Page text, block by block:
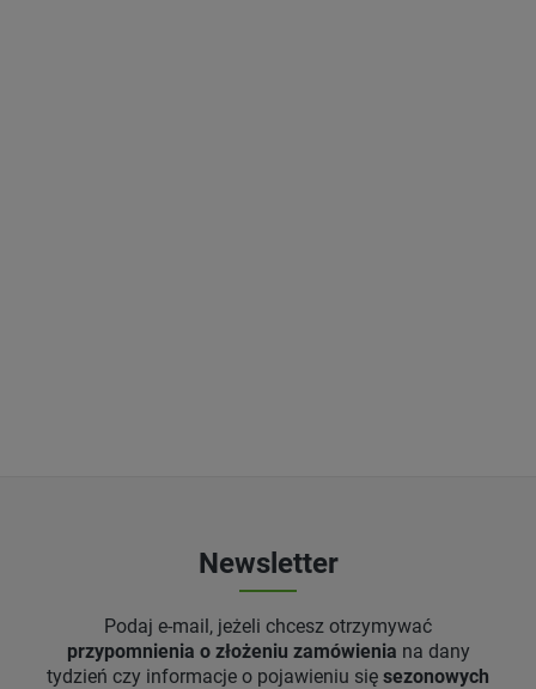
Newsletter
Podaj e-mail, jeżeli chcesz otrzymywać
przypomnienia o złożeniu zamówienia na dany
tydzień czy informacje o pojawieniu się sezonowych